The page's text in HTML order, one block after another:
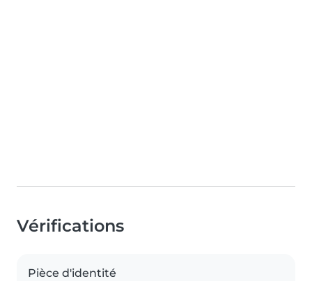
Vérifications
Pièce d'identité